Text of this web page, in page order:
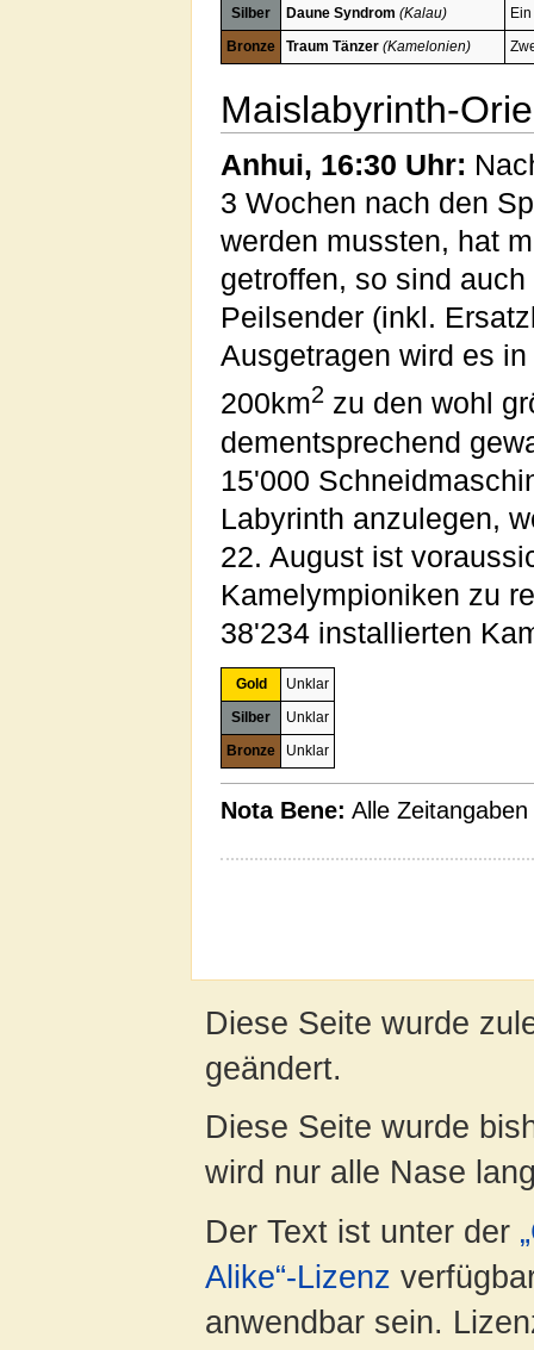
Silber Daune Syndrom (Kalau)
Bronze
Traum Tänzer (Kamelonien)
Maislabyrinth-
Anhui, 16:30 Uhr:
3 Wochen nach den
werden mussten, hat
getroffen, so sind
Peilsender (inkl.
Ausgetragen wird es
200km2 zu den wohl
dementsprechend
15'000
Labyrinth anzulegen,
22. August ist
Kamelympioniken zu
38'234 installierten
Gold
Unklar
Silber
Unklar
Bronze
Unklar
Nota Bene: Alle
Diese Seite wurde
geändert.
Diese Seite wurde
wird nur alle Nase
Der Text ist unter der
Alike“-Lizenz
anwendbar sein.